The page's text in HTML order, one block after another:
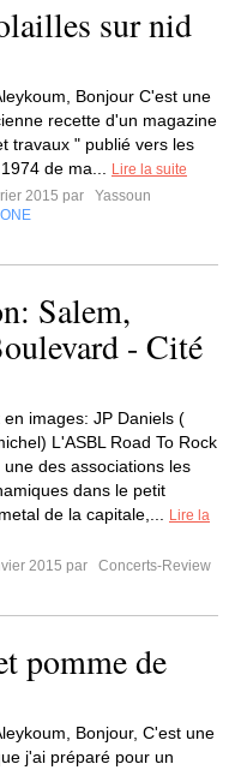
sur nid
Bonjour C'est une
recette d'un magazine
travaux " publié vers les
de ma...
Lire la suite
2015 par
Yassoun
Salem,
- Cité
en images: JP Daniels (
L'ASBL Road To Rock
une des associations les
dans le petit
de la capitale,...
Lire la
2015 par
Concerts-Review
pomme de
Bonjour, C'est une
j'ai préparé pour un